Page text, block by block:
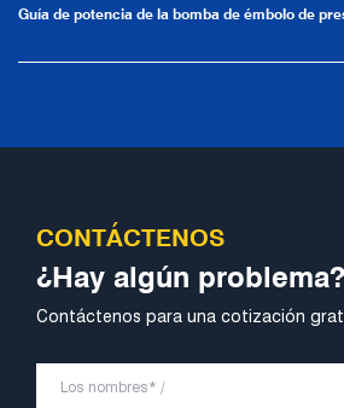
CONTÁCTENOS
¿Hay algún problema?
Contáctenos para una cotización
Guía de potencia de la bomba de émbolo de